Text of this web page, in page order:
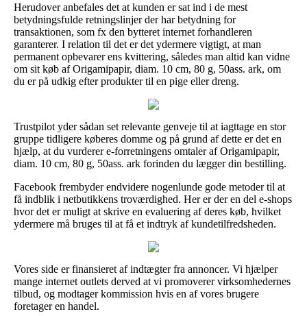
Herudover anbefales det at kunden er sat ind i de mest
betydningsfulde retningslinjer der har betydning for
transaktionen, som fx den bytteret internet forhandleren
garanterer. I relation til det er det ydermere vigtigt, at man
permanent opbevarer ens kvittering, således man altid kan vidne
om sit køb af Origamipapir, diam. 10 cm, 80 g, 50ass. ark, om
du er på udkig efter produkter til en pige eller dreng.
Trustpilot yder sådan set relevante genveje til at iagttage en stor
gruppe tidligere køberes domme og på grund af dette er det en
hjælp, at du vurderer e-forretningens omtaler af Origamipapir,
diam. 10 cm, 80 g, 50ass. ark forinden du lægger din bestilling.
Facebook frembyder endvidere nogenlunde gode metoder til at
få indblik i netbutikkens troværdighed. Her er der en del e-shops
hvor det er muligt at skrive en evaluering af deres køb, hvilket
ydermere må bruges til at få et indtryk af kundetilfredsheden.
Vores side er finansieret af indtægter fra annoncer. Vi hjælper
mange internet outlets derved at vi promoverer virksomhedernes
tilbud, og modtager kommission hvis en af vores brugere
foretager en handel.